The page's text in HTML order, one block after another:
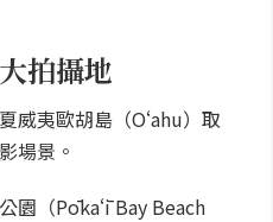
拍攝地
威夷歐胡島（Oʻahu）取
場景。
園（Pōkaʻī Bay Beach